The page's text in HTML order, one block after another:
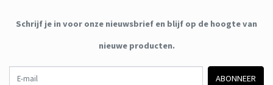
Schrijf je in voor onze nieuwsbrief en blijf op de hoogte van
nieuwe producten.
ABONNEER